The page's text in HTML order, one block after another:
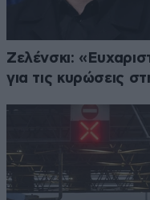
Ζελένσκι:
για τις κυρώσεις